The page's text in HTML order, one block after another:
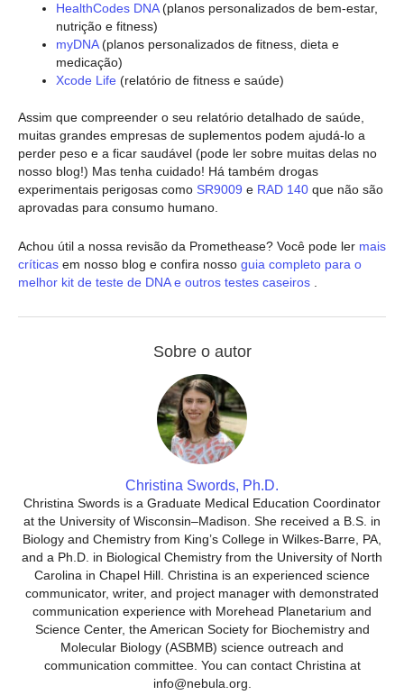
HealthCodes DNA(planos personalizados de bem-estar,
nutrição e fitness)
myDNA(planos personalizados de fitness, dieta e
medicação)
Xcode Life (relatório de fitness e saúde)
Assim que compreender o seu relatório detalhado de saúde,
muitas grandes empresas de suplementos podem ajudá-lo a
perder peso e a ficar saudável (pode ler sobre muitas delas no
nosso blog!) Mas tenha cuidado! Há também drogas
experimentais perigosas como SR9009 e RAD 140 que não são
aprovadas para consumo humano.
Achou útil a nossa revisão da Promethease? Você pode ler mais
críticas em nosso blog e confira nosso guia completo para o
melhor kit de teste de DNA e outros testes caseiros
Sobre o autor
Christina Swords, Ph.D.
Christina Swords is a Graduate Medical Education Coordinator
at the University of Wisconsin–Madison. She received a B.S. in
Biology and Chemistry from King’s College in Wilkes-Barre, PA,
and a Ph.D. in Biological Chemistry from the University of North
Carolina in Chapel Hill. Christina is an experienced science
communicator, writer, and project manager with demonstrated
communication experience with Morehead Planetarium and
Science Center, the American Society for Biochemistry and
Molecular Biology (ASBMB) science outreach and
communication committee. You can contact Christina at
info@nebula.org.